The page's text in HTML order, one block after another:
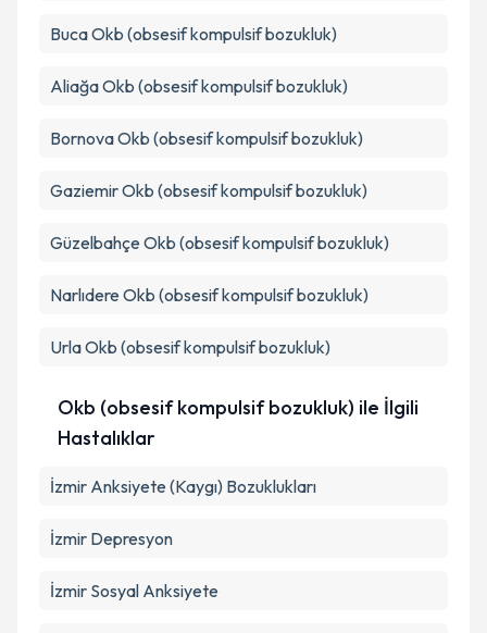
BucaOkb (obsesif kompulsif bozukluk)
AliağaOkb (obsesif kompulsif bozukluk)
BornovaOkb (obsesif kompulsif bozukluk)
GaziemirOkb (obsesif kompulsif bozukluk)
Güzelbahçe Okb (obsesif kompulsif bozukluk)
Narlıdere Okb (obsesif kompulsif bozukluk)
UrlaOkb (obsesif kompulsif bozukluk)
Okb (obsesif kompulsif bozukluk) ile İlgili
Hastalıklar
İzmir Anksiyete (Kaygı) Bozuklukları
İzmir Depresyon
İzmir Sosyal Anksiyete